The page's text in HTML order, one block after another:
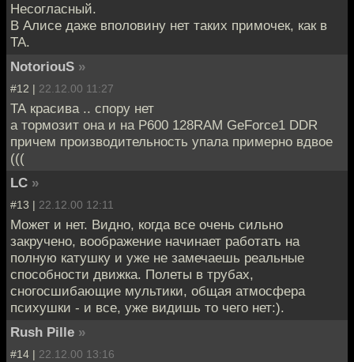
Несогласный.
В Алисе даже вполовину нет таких примочек, как в
ТА.
NotoriouS »
#12 | 22.12.00 11:27
ТА красива .. спору нет
а тормозит она и на P600 128RAM GeForce1 DDR
причем производительность упала примерно вдвое
(((
LC »
#13 | 22.12.00 12:11
Может и нет. Видно, когда все очень сильно
закручено, воображение начинает работать на
полную катушку и уже не замечаешь реальные
способности движка. Полеты в трубах,
сногосшибающие мультики, общая атмосфера
психушки - и все, уже видишь то чего нет:).
Rush Pille »
#14 | 22.12.00 13:16